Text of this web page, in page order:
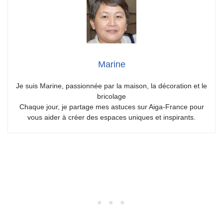
Marine
Je suis Marine, passionnée par la maison, la décoration et le
bricolage
Chaque jour, je partage mes astuces sur Aiga-France pour
vous aider à créer des espaces uniques et inspirants.